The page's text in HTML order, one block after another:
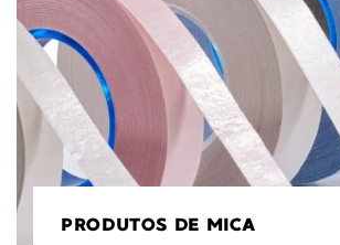
PRODUTOS DE MICA